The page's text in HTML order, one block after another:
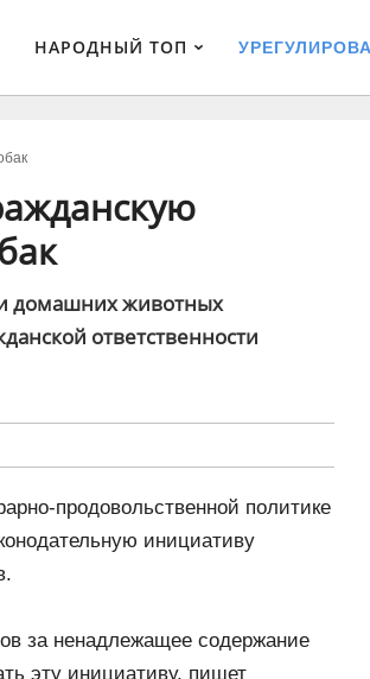
НАРОДНЫЙ ТОП
домашних животных
ответственности
продовольственной политике
инициативу
за ненадлежащее содержание
эту инициативу, пишет